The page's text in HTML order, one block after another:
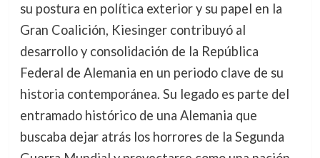
su postura en política exterior y su papel en la
Gran Coalición, Kiesinger contribuyó al
desarrollo y consolidación de la República
Federal de Alemania en un periodo clave de su
historia contemporánea. Su legado es parte del
entramado histórico de una Alemania que
buscaba dejar atrás los horrores de la Segunda